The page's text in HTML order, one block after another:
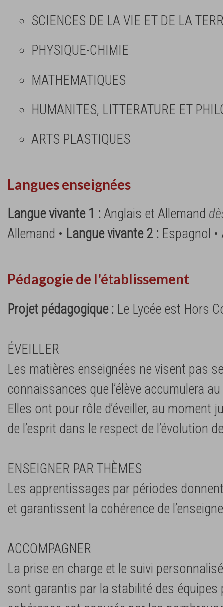
SCIENCES DE LA VIE ET DE LA
PHYSIQUE-CHIMIE
MATHEMATIQUES
HUMANITES, LITTERATURE ET
ARTS PLASTIQUES
Langues enseignées
Langue vivante 1 :Anglais et Allemand
Allemand • Langue vivante 2 : Espagnol
Pédagogie de l'établissement
Projet pédagogique : Le Lycée est Hors
ÉVEILLER
Les matières enseignées ne visent pas
connaissances que l’élève accumulera
Elles ont pour rôle d’éveiller, au moment
de l’esprit dans le respect de l’évolution
ENSEIGNER PAR THÈMES
Les apprentissages par périodes
et garantissent la cohérence de
ACCOMPAGNER
La prise en charge et le suivi
sont garantis par la stabilité des équipes